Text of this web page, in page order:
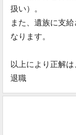
扱い）。
また、遺族に支
なります。
以上により正解
退職